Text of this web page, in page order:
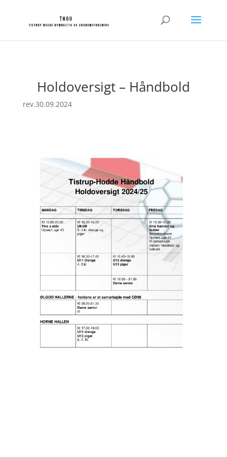
Holdoversigt – Håndbold
rev.30.09.2024